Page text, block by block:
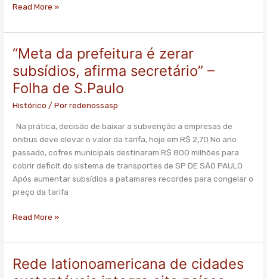
Read More »
“Meta da prefeitura é zerar
subsídios, afirma secretário” –
Folha de S.Paulo
Histórico / Porredenossasp
Na prática, decisão de baixar a subvenção a empresas de
ônibus deve elevar o valor da tarifa, hoje em R$ 2,70 No ano
passado, cofres municipais destinaram R$ 800 milhões para
cobrir deficit do sistema de transportes de SP DE SÃO PAULO
Após aumentar subsídios a patamares recordes para congelar o
preço da tarifa
“Meta
prefeitura
é
zerar
afirma
secretário”
–
Folha
de
S.Paulo
Read More »
Rede lationoamericana de cidades
Rede
lationoamericana